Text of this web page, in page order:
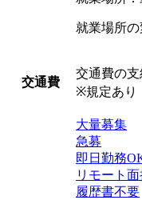
就業場所
交通費
交通費の支
※規定あり
大量募集
急募
即日勤務
リモート
履歴書不要